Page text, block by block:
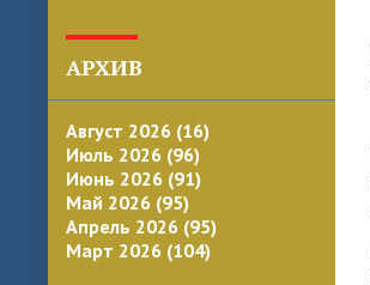
АРХИВ
Август 2026 (16)
Июль 2026 (96)
Июнь 2026 (91)
Май 2026 (95)
Апрель 2026 (95)
Март 2026 (104)